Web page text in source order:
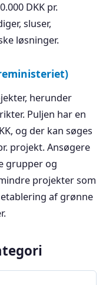
DKK pr.
sluser,
løsninger.
herunder
Puljen har en
og der kan søges
projekt. Ansøgere
grupper og
projekter som
af grønne